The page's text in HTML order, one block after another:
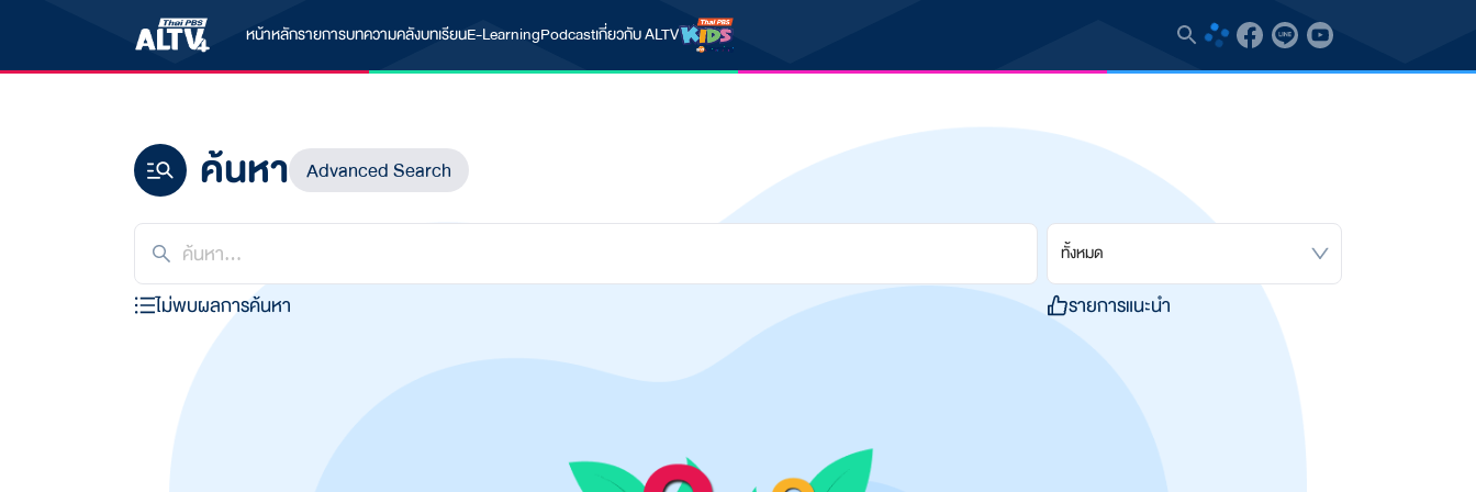
หน้าหลักรายการบทความคลังบทเรียนE-LearningPodcastเกี่ยวกับ ALTV
ค้นหา Advanced Search
ทั้งหมด
ไม่พบผลการค้นหา รายการแนะนำ